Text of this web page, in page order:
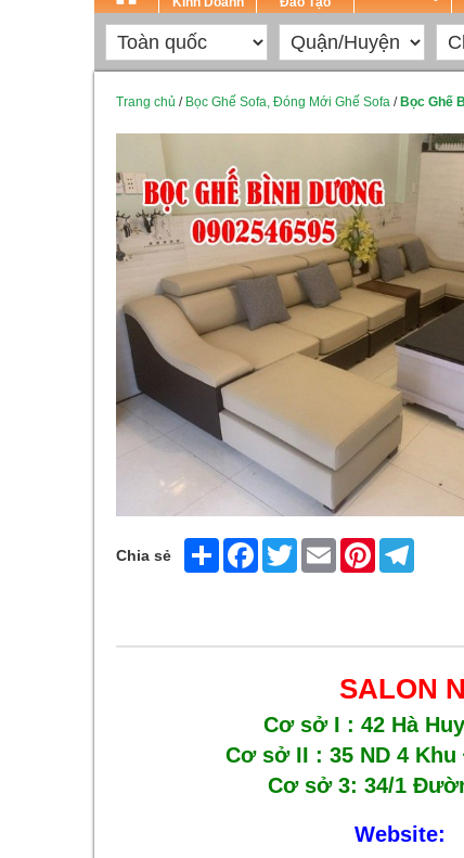
Trang chủ / Bọc Ghế Sofa, Đóng Mới Ghế Sofa / Bọc Ghế
Chia sẻ Share FacebookTwitter Email Pinterest
SALON
Cơ sở I : 42 Hà
Cơ sở II : 35 ND 4
Cơ sở 3: 34/1
Website: